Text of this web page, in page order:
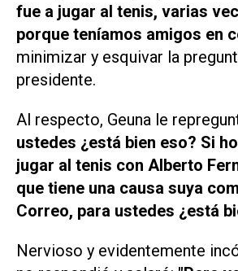
fue a jugar al tenis, varias
porque teníamos amigos en
minimizar y esquivar la
presidente.
Al respecto, Geuna le
ustedes ¿está bien eso? Si
jugar al tenis con Alberto
que tiene una causa suya
Correo, para ustedes ¿está
Nervioso y evidentemente